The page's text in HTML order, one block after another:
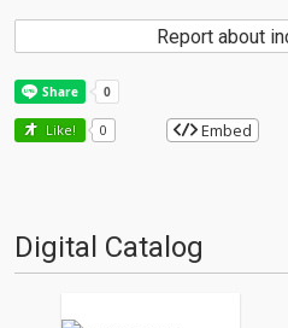
Report about
Like! 0 Embed
Digital Catalog